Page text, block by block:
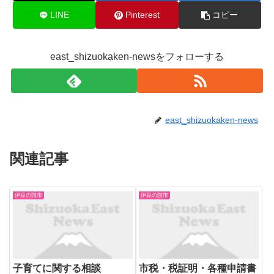
LINE Pinterest コピー
east_shizuokaken-newsをフォローする
east_shizuokaken-news
関連記事
伊豆の国市
子育てに関する相談
伊豆の国市
市税・税証明・各種申請書